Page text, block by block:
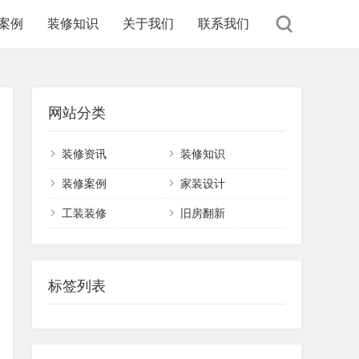
例 装修知识 关于我们 联系我们
网站分类
装修资讯 装修知识
装修案例 家装设计
工装装修 旧房翻新
标签列表